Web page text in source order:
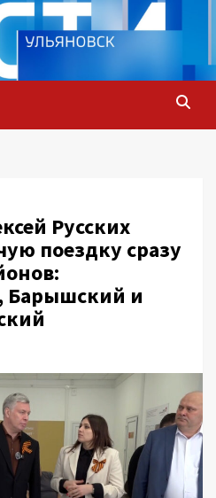
Русских
поездку сразу
Барышский и